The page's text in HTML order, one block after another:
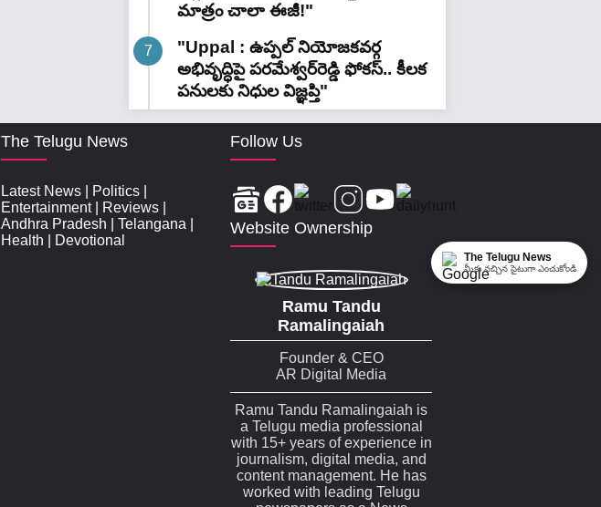
మాత్రం చాలా ఈజీ!"
"Uppal : ఉప్పల్ నియోజకవర్గ
అభివృద్ధిపై పరమేశ్వర్‌రెడ్డి ఫోకస్.. కీలక
పనులకు నిధుల విజ్ఞప్తి"
The Telugu News
Latest News Politics
Entertainment| Reviews
Andhra Pradesh
Telangana
Health
Devotional
Follow Us
Website Ownership
Ramu Tandu
Ramalingaiah
Founder & CEO
AR Digital Media
Ramu Tandu Ramalingaiah is
a Telugu media professional
with 15+ years of experience in
journalism, digital media, and
content management. He has
worked with leading Telugu
The Telugu News
మీకు నచ్చిన సైటుగా ఎంచుకోండి